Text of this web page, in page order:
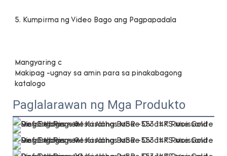
Makipag -ugnay sa amin para sa pinakabagong
Paglalarawan ng Mga Produkto